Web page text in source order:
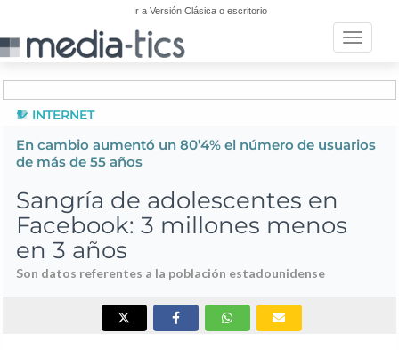
Ir a Versión Clásica o escritorio
Toggle
INTERNET
En cambio aumentó un 80’4% el número de usuarios
de más de 55 años
Sangría de adolescentes en
Facebook: 3 millones menos
en 3 años
Son datos referentes a la población estadounidense